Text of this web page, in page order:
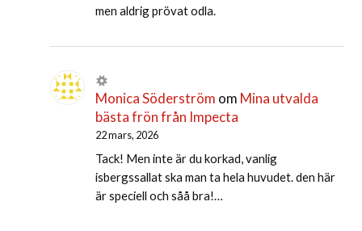
men aldrig prövat odla.
Monica Söderström om Mina utvalda
bästa frön från Impecta
22 mars, 2026
Tack! Men inte är du korkad, vanlig
isbergssallat ska man ta hela huvudet. den här
är speciell och såå bra!…